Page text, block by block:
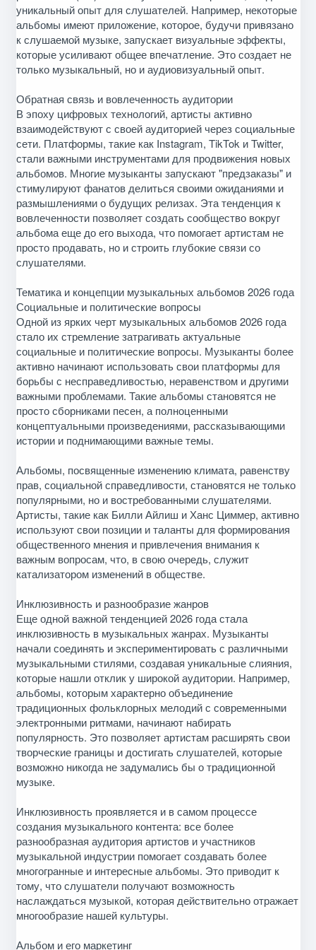
уникальный опыт для слушателей. Например, некоторые
альбомы имеют приложение, которое, будучи привязано
к слушаемой музыке, запускает визуальные эффекты,
которые усиливают общее впечатление. Это создает не
только музыкальный, но и аудиовизуальный опыт.
Обратная связь и вовлеченность аудитории
В эпоху цифровых технологий, артисты активно
взаимодействуют с своей аудиторией через социальные
сети. Платформы, такие как Instagram, TikTok и Twitter,
стали важными инструментами для продвижения новых
альбомов. Многие музыканты запускают "предзаказы" и
стимулируют фанатов делиться своими ожиданиями и
размышлениями о будущих релизах. Эта тенденция к
вовлеченности позволяет создать сообщество вокруг
альбома еще до его выхода, что помогает артистам не
просто продавать, но и строить глубокие связи со
слушателями.
Тематика и концепции музыкальных альбомов 2026 года
Социальные и политические вопросы
Одной из ярких черт музыкальных альбомов 2026 года
стало их стремление затрагивать актуальные
социальные и политические вопросы. Музыканты более
активно начинают использовать свои платформы для
борьбы с несправедливостью, неравенством и другими
важными проблемами. Такие альбомы становятся не
просто сборниками песен, а полноценными
концептуальными произведениями, рассказывающими
истории и поднимающими важные темы.
Альбомы, посвященные изменению климата, равенству
прав, социальной справедливости, становятся не только
популярными, но и востребованными слушателями.
Артисты, такие как Билли Айлиш и Ханс Циммер, активно
используют свои позиции и таланты для формирования
общественного мнения и привлечения внимания к
важным вопросам, что, в свою очередь, служит
катализатором изменений в обществе.
Инклюзивность и разнообразие жанров
Еще одной важной тенденцией 2026 года стала
инклюзивность в музыкальных жанрах. Музыканты
начали соединять и экспериментировать с различными
музыкальными стилями, создавая уникальные слияния,
которые нашли отклик у широкой аудитории. Например,
альбомы, которым характерно объединение
традиционных фольклорных мелодий с современными
электронными ритмами, начинают набирать
популярность. Это позволяет артистам расширять свои
творческие границы и достигать слушателей, которые
возможно никогда не задумались бы о традиционной
музыке.
Инклюзивность проявляется и в самом процессе
создания музыкального контента: все более
разнообразная аудитория артистов и участников
музыкальной индустрии помогает создавать более
многогранные и интересные альбомы. Это приводит к
тому, что слушатели получают возможность
наслаждаться музыкой, которая действительно отражает
многообразие нашей культуры.
Альбом и его маркетинг